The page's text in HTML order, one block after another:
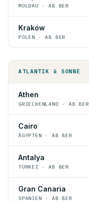
MOLDAU · AB BER
Kraków
POLEN · AB BER
ATLANTIK & SONNE
Athen
GRIECHENLAND · AB BER
Cairo
ÄGYPTEN · AB BER
Antalya
TÜRKEI · AB BER
Gran Canaria
SPANIEN · AB BER